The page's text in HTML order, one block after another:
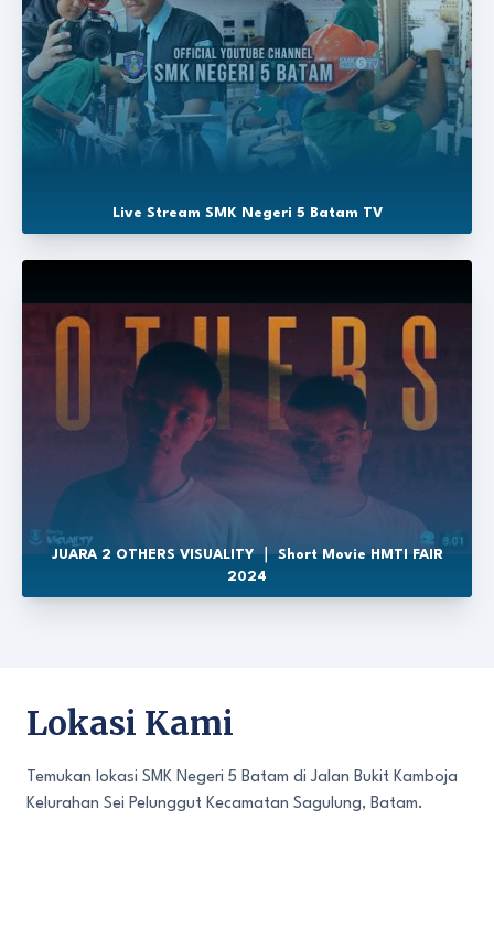
Live Stream SMK Negeri 5 Batam TV
JUARA 2 OTHERS VISUALITY ｜ Short Movie HMTI FAIR
2024
Lokasi Kami
Temukan lokasi SMK Negeri 5 Batam di Jalan Bukit Kamboja
Kelurahan Sei Pelunggut Kecamatan Sagulung, Batam.